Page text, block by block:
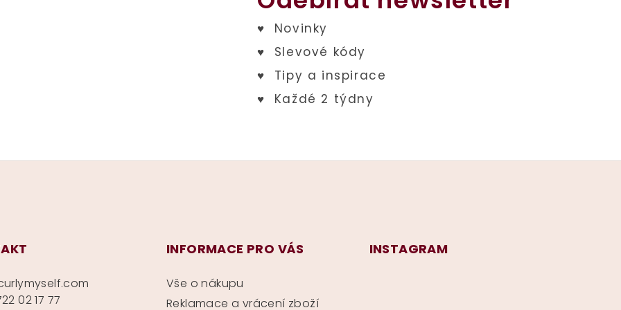
02 17 77
INFORMACE PRO VÁS
Vše o nákupu
Reklamace a vrácení zboží
INSTAGRAM